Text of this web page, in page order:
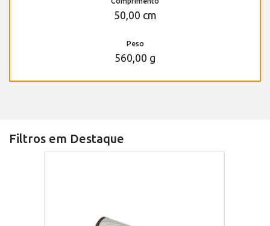
50,00 cm
Peso
560,00 g
Filtros em Destaque